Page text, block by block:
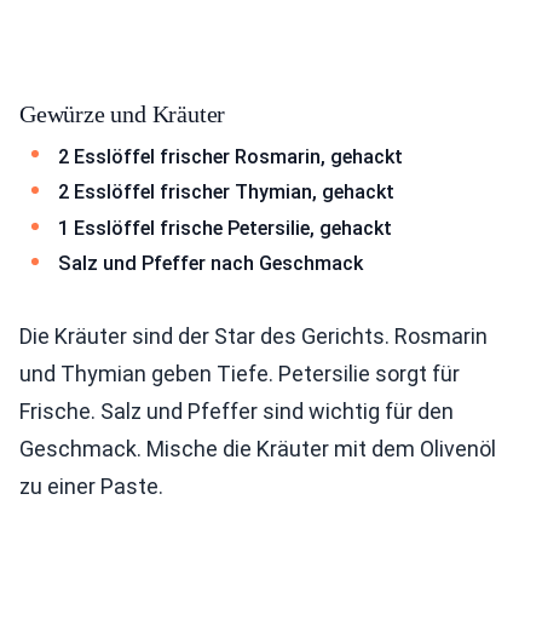
Gewürze und Kräuter
2 Esslöffel frischer Rosmarin, gehackt
2 Esslöffel frischer Thymian, gehackt
1 Esslöffel frische Petersilie, gehackt
Salz und Pfeffer nach Geschmack
Die Kräuter sind der Star des Gerichts. Rosmarin
und Thymian geben Tiefe. Petersilie sorgt für
Frische. Salz und Pfeffer sind wichtig für den
Geschmack. Mische die Kräuter mit dem Olivenöl
zu einer Paste.